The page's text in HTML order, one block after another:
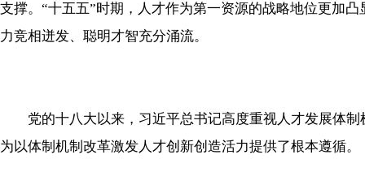
支撑。“十五五”时期，人才作为第一资源的战略地位更加
力竞相迸发、聪明才智充分涌流。
党的十八大以来，习近平总书记高度重视人才发展体制
为以体制机制改革激发人才创新创造活力提供了根本遵循。